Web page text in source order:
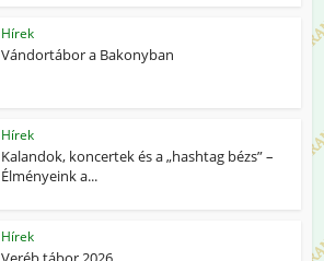
Hírek
Vándortábor a Bakonyban
Hírek
Kalandok, koncertek és a „hashtag bézs” –
Élményeink a...
Hírek